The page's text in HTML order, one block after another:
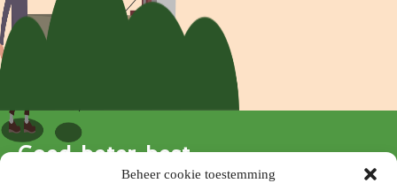
Beheer cookie toestemming
Blokkenschema
Goed, beter, best